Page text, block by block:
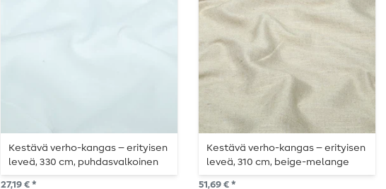
Kestävä verho-kangas – erityisen
leveä, 330 cm, puhdasvalkoinen
27,19 € *
Kestävä verho-kangas – erityisen
leveä, 310 cm, beige-melange
51,69 € *